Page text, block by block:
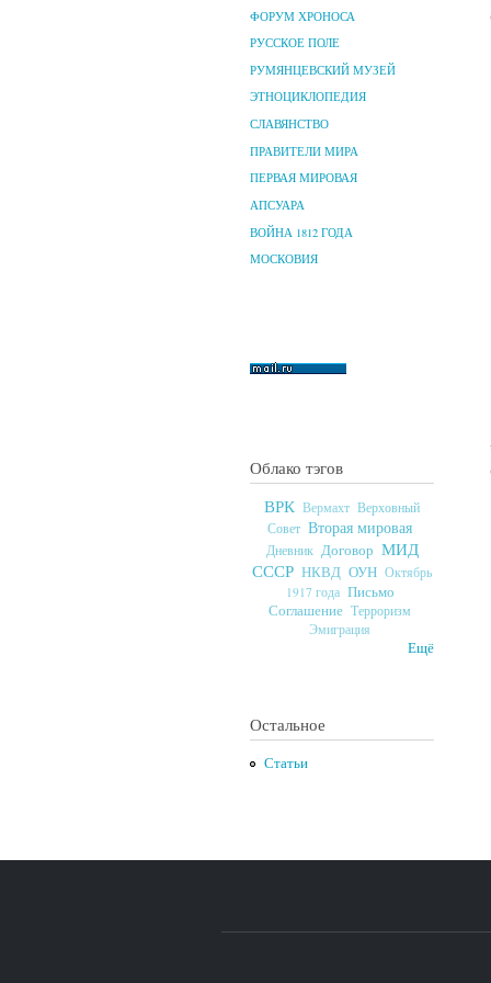
ФОРУМ ХРОНОСА
РУССКОЕ ПОЛЕ
РУМЯНЦЕВСКИЙ МУЗЕЙ
ЭТНОЦИКЛОПЕДИЯ
СЛАВЯНСТВО
ПРАВИТЕЛИ МИРА
ПЕРВАЯ МИРОВАЯ
АПСУАРА
ВОЙНА 1812 ГОДА
МОСКОВИЯ
Облако тэгов
ВРК Вермахт Верховный
Совет Вторая мировая
Дневник Договор МИД
СССР НКВД ОУН Октябрь
1917 года Письмо
Соглашение Терроризм
Эмиграция
Ещё
Остальное
Статьи